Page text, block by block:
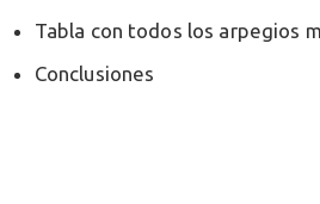
Tabla con todos los arpegios
Conclusiones